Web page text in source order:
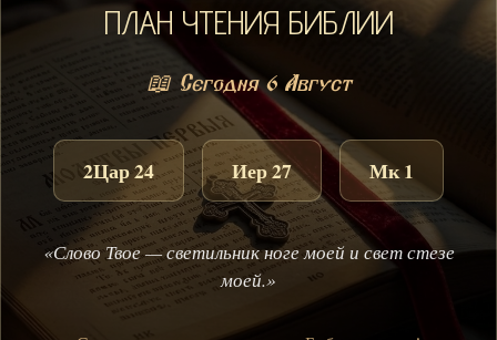
ПЛАН ЧТЕНИЯ БИБЛИИ
📖 Сегодня 6 Август
2Цар 24 Иер 27 Мк 1
«Слово Твое — светильник ноге моей и свет стезе
моей.»